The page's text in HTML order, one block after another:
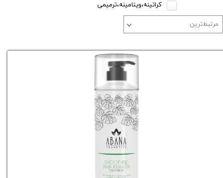
کراتینه،ویتامینه،ترمیمی
مرتبط‌ترین